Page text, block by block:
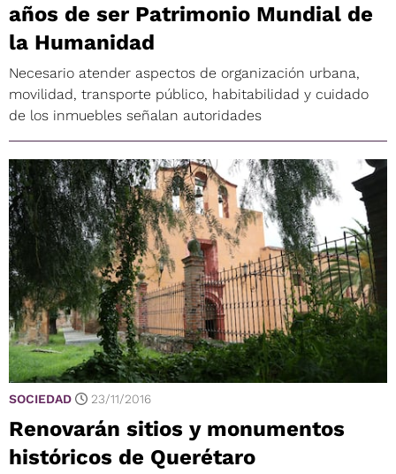
años de ser Patrimonio Mundial de
la Humanidad
Necesario atender aspectos de organización urbana,
movilidad, transporte público, habitabilidad y cuidado
de los inmuebles señalan autoridades
SOCIEDAD 23/11/2016
Renovarán sitios y monumentos
históricos de Querétaro